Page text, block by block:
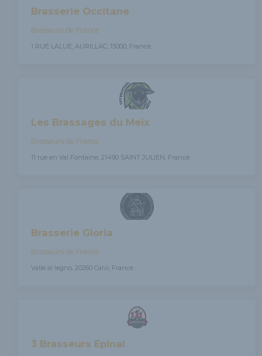
Brasserie Occitane
Brasseurs de France
1 RUE LALUE, AURILLAC, 15000, France
Les Brassages du Meix
Brasseurs de France
11 rue en Val Fontaine, 21490 SAINT JULIEN, France
Brasserie Gloria
Brasseurs de France
Valle al legno, 20260 Calvi, France
3 Brasseurs Epinal